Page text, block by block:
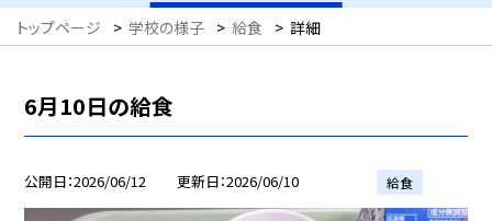
トップページ > 学校の様子 > 給食 > 詳細
6月10日の給食
公開日 2026/06/12 更新日 2026/06/10 給食